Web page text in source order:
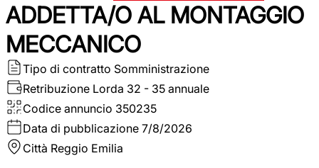
ADDETTA/O AL MONTAGGIO
MECCANICO
Tipo di contratto Somministrazione
Retribuzione Lorda 32 - 35 annuale
Codice annuncio 350235
Data di pubblicazione 7/8/2026
Città Reggio Emilia